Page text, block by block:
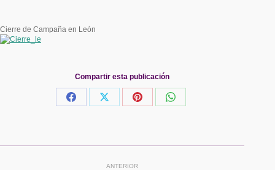
Cierre de Campaña en León
Compartir esta publicación
Share
Share
Share
Share
ANTERIOR